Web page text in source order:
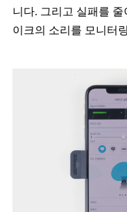
니다. 그리고 실패를
이크의 소리를 모니터